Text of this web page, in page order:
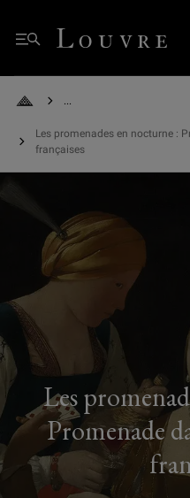
Menu
Louvre - Retour à l'accueil
Retour à l'accueil
Les promenades en nocturne :
françaises
Les
Promenade